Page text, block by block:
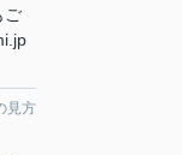
ご
見方